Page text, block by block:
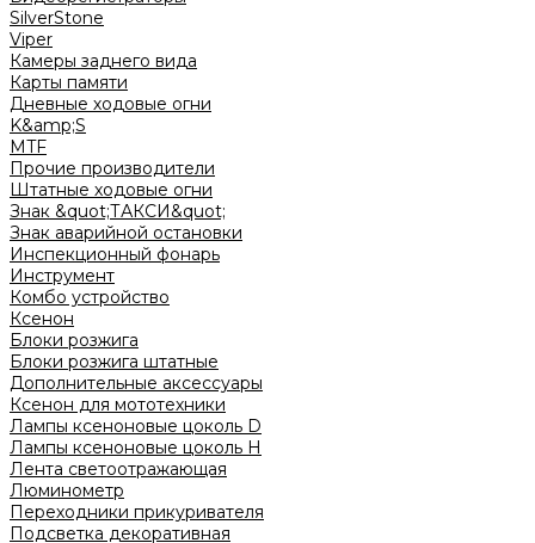
SilverStone
Viper
Камеры заднего вида
Карты памяти
Дневные ходовые огни
K&amp;S
MTF
Прочие производители
Штатные ходовые огни
Знак &quot;ТАКСИ&quot;
Знак аварийной остановки
Инспекционный фонарь
Инструмент
Комбо устройство
Ксенон
Блоки розжига
Блоки розжига штатные
Дополнительные аксессуары
Ксенон для мототехники
Лампы ксеноновые цоколь D
Лампы ксеноновые цоколь H
Лента светоотражающая
Люминометр
Переходники прикуривателя
Подсветка декоративная